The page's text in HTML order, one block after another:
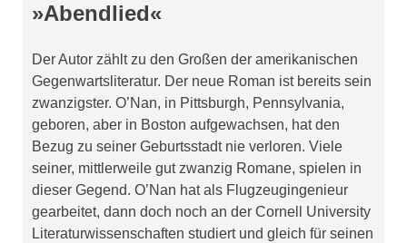
»Abendlied«
Der Autor zählt zu den Großen der amerikanischen
Gegenwartsliteratur. Der neue Roman ist bereits sein
zwanzigster. O’Nan, in Pittsburgh, Pennsylvania,
geboren, aber in Boston aufgewachsen, hat den
Bezug zu seiner Geburtsstadt nie verloren. Viele
seiner, mittlerweile gut zwanzig Romane, spielen in
dieser Gegend. O’Nan hat als Flugzeugingenieur
gearbeitet, dann doch noch an der Cornell University
Literaturwissenschaften studiert und gleich für seinen